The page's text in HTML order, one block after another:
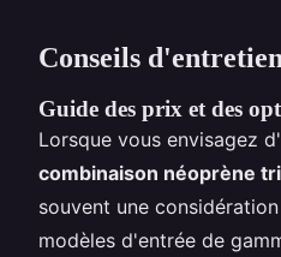
Conseils
Guide des prix et des
Lorsque vous envisagez
combinaison néoprène
souvent une
modèles d'entrée de